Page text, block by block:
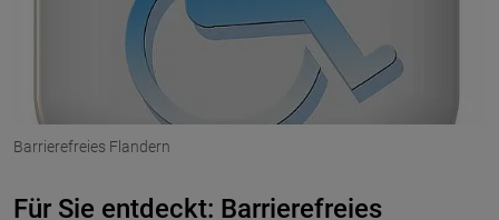
Barrierefreies Flandern
Für Sie entdeckt: Barrierefreies